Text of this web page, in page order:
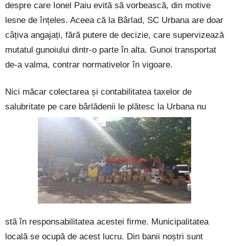
despre care Ionel Paiu evită să vorbească, din motive
lesne de înțeles. Aceea că la Bârlad, SC Urbana are doar
câțiva angajați, fără putere de decizie, care supervizează
mutatul gunoiului dintr-o parte în alta. Gunoi transportat
de-a valma, contrar normativelor în vigoare.
Nici măcar colectarea și contabilitatea taxelor de
salubritate pe care bârlădenii le plătesc la Urbana nu
stă în responsabilitatea acestei firme. Municipalitatea
locală se ocupă de acest lucru. Din banii noștri sunt